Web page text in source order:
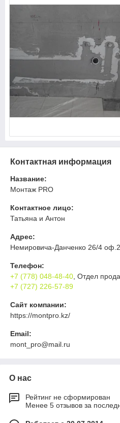
Контактная информация
Название:
Монтаж PRO
Контактное лицо:
Татьяна и Антон
Адрес:
Немировича-Данченко 26/4
Телефон:
+7 (778) 048-48-40 , Отдел
+7 (727) 226-57-89
Сайт компании:
https://montpro.kz/
Email:
mont_pro@mail.ru
О нас
Рейтинг не сформирован
Менее 5 отзывов за